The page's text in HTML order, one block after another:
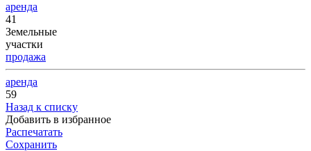
аренда
41
Земельные
участки
продажа
аренда
59
Назад к списку
Добавить в избранное
Распечатать
Сохранить